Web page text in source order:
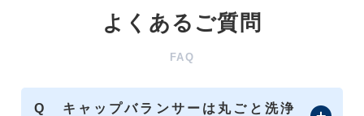
よくあるご質問
FAQ
Q キャップバランサーは丸ごと洗浄